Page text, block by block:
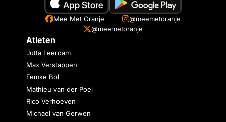
Mee Met Oranje
@meemetoranje
@meemetoranje
Atleten
Jutta Leerdam
Max Verstappen
Femke Bol
Mathieu van der Poel
Rico Verhoeven
Michael van Gerwen